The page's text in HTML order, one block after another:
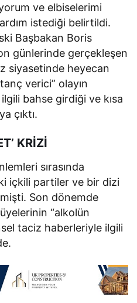
ve elbiselerimi
istediği belirtildi.
Başbakan Boris
günlerinde gerçekleşen
siyasetinde heyecan
verici” olayın
bahse girdiği ve kısa
çıktı.
KRİZİ
sırasında
içkili partiler ve bir dizi
Son dönemde
“alkolün
taciz haberleriyle ilgili